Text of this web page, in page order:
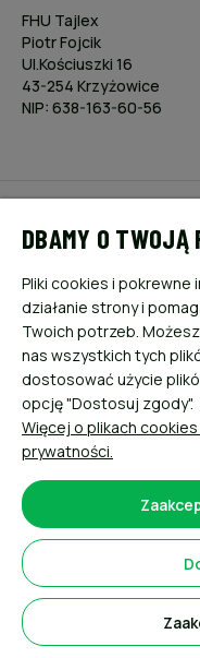
FHU Tajlex
Piotr Fojcik
Ul.Kościuszki 16
43-254 Krzyżowice
NIP: 638-163-60-56
PŁATNOŚCI I
INFORMACJE
O NAS
Pokaż
DBAMY O TWOJĄ
Pliki cookies i
działanie strony i
Twoich potrzeb.
nas wszystkich tych
dostosować użycie
opcję "Dostosuj zgody".
Więcej o plikach
prywatności.